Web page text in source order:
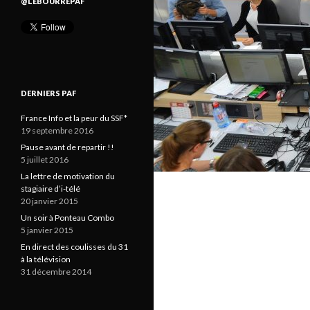
DERNIERS PAF
France Info et la peur du SSF*
19 septembre 2016
Pause avant de repartir !!
5 juillet 2016
La lettre de motivation du
stagiaire d’i-télé
20 janvier 2015
Un soir à Ponteau Combo
5 janvier 2015
En direct des coulisses du 31
à la télévision
31 décembre 2014